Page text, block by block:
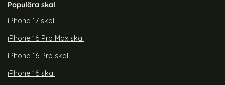
Populära skal
iPhone 17 skal
iPhone 16 Pro Max skal
iPhone 16 Pro skal
iPhone 16 skal